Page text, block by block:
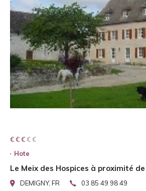
€ € € € €
€ € €
Hote
Le Meix des Hospices à proximité
DEMIGNY, FR 03 85 49 98 49